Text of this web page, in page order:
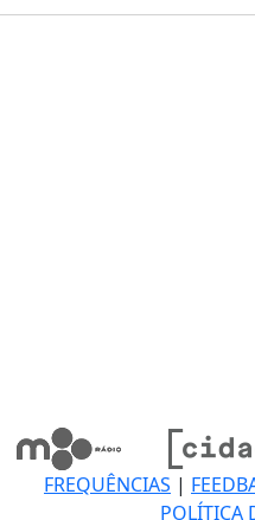
FREQUÊNCIAS |
POLÍTICA